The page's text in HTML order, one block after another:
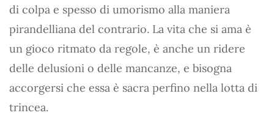
di colpa e spesso di umorismo alla maniera
pirandelliana del contrario. La vita che si ama è
un gioco ritmato da regole, è anche un ridere
delle delusioni o delle mancanze, e bisogna
accorgersi che essa è sacra perfino nella lotta di
trincea.